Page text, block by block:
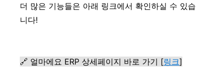
더 많은 기능들은 아래 링크에서 확인하실 수 있습
니다!
🔗 얼마에요 ERP 상세페이지 바로 가기 [링크]